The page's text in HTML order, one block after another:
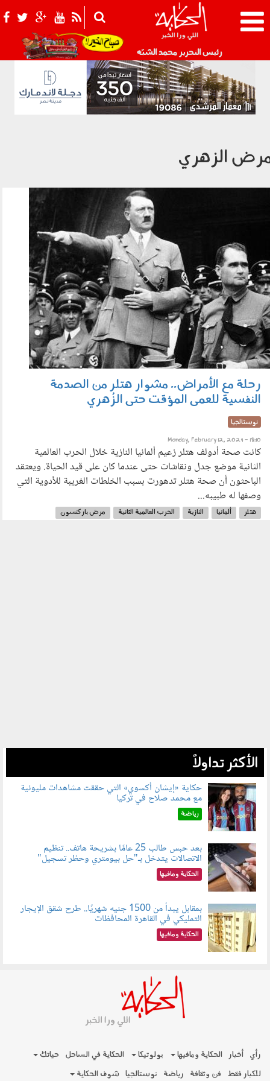
رئيس التحرير محمد الشبّه 021_2.png
الزهري
رحلة مع الأمراض.. مشوار هتلر من الصدمة
النفسية للعمى المؤقت حتى الزُهري
نوستالجيا
Monday, February 12, 2024 - 18:10
كانت صحة أدولف هتلر زعيم ألمانيا النازية خلال الحرب العالمية
الثانية موضع جدل ونقاشات حتى عندما كان على قيد الحياة. ويعتقد
الباحثون أن صحة هتلر تدهورت بسبب الخلطات الغريبة للأدوية التي
وصفها له طبيبه...
هتلر ألمانيا النازية الحرب العالمية الثانية
مرض باركنسون
الأكثر تداولاً
080802.jpg
حكاية «إيشان أكسوي» التي حققت مشاهدات مليونية
مع محمد صلاح في تركيا
رياضة
080803.jpg
بعد حبس طالب 25 عامًا بشريحة هاتف.. تنظيم
الاتصالات يتدخل بـ"حل بيومتري وحظر تسجيل"
الحكاية ومافيها
080801.jpg
بمقابل يبدأ من 1500 جنيه شهريًا.. طرح شقق الإيجار
التمليكي في القاهرة المحافظات
الحكاية ومافيها
رأي أخبار الحكاية ومافيها بولوتيكا الحكاية في الساحل
حياتك
للكبار فقط فن وثقافة رياضة نوستالجيا شوف الحكاية